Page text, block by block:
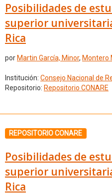
Posibilidades de
superior
Rica
por Martin García, Minor, Montero
Institución: Consejo Nacional de
Repositorio: Repositorio CONARE
REPOSITORIO CONARE
Posibilidades de
superior
Rica